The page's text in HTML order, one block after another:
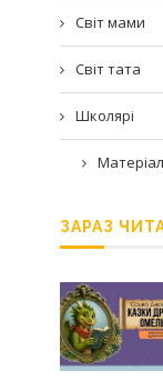
Світ мами
Світ тата
Школярі
ЗАРАЗ